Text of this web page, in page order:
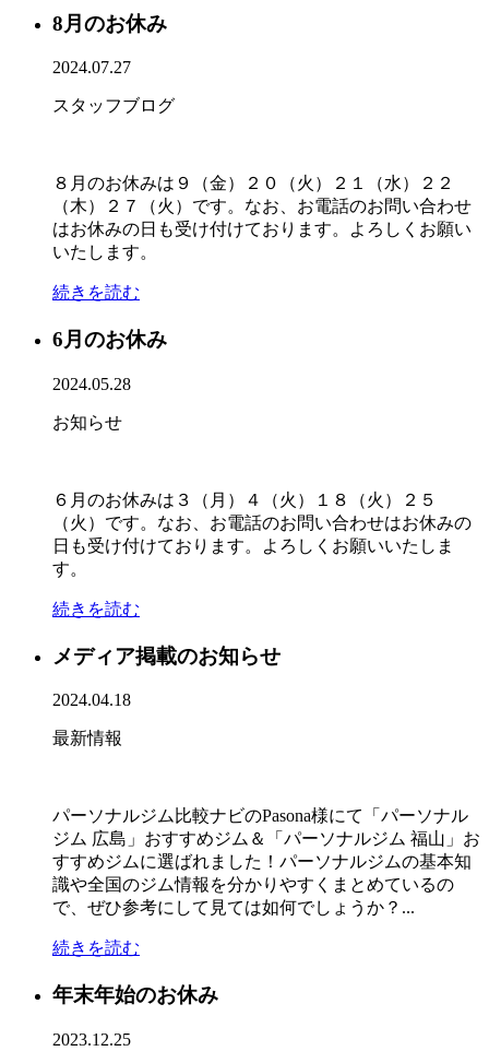
8月のお休み
2024.07.27
スタッフブログ
８月のお休みは９（金）２０（火）２１（水）２２
（木）２７（火）です。なお、お電話のお問い合わせ
はお休みの日も受け付けております。よろしくお願い
いたします。
続きを読む
6月のお休み
2024.05.28
お知らせ
６月のお休みは３（月）４（火）１８（火）２５
（火）です。なお、お電話のお問い合わせはお休みの
日も受け付けております。よろしくお願いいたしま
す。
続きを読む
メディア掲載のお知らせ
2024.04.18
最新情報
パーソナルジム比較ナビのPasona様にて「パーソナル
ジム 広島」おすすめジム＆「パーソナルジム 福山」お
すすめジムに選ばれました！パーソナルジムの基本知
識や全国のジム情報を分かりやすくまとめているの
で、ぜひ参考にして見ては如何でしょうか？...
続きを読む
年末年始のお休み
2023.12.25